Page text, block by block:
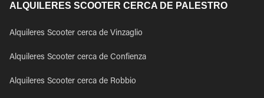
ALQUILERES SCOOTER CERCA DE PALESTRO
Alquileres Scooter cerca de Vinzaglio
Alquileres Scooter cerca de Confienza
Alquileres Scooter cerca de Robbio